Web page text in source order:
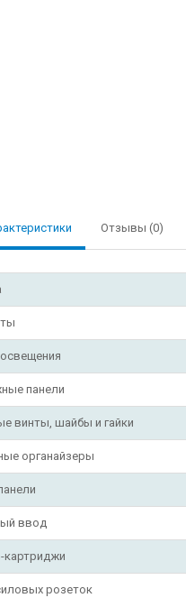
Отзывы (0)
панели
винты, шайбы и гайки
органайзеры
ввод
картриджи
розеток